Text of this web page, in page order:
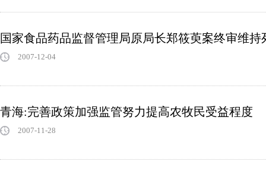
国家食品药品监督管理局原局长郑筱萸案终审维持
2007-12-04
青海:完善政策加强监管努力提高农牧民受益程度
2007-11-28